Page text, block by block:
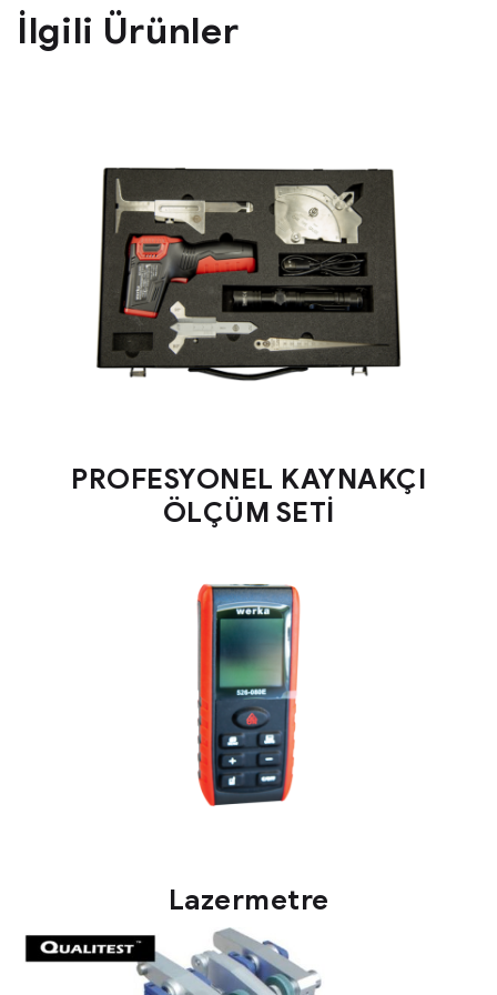
İlgili Ürünler
PROFESYONEL KAYNAKÇI
ÖLÇÜM SETİ
Lazermetre